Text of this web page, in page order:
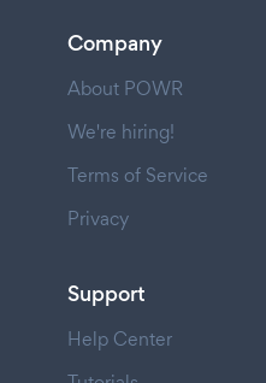
Company
About POWR
We're hiring!
Terms of Service
Privacy
Support
Help Center